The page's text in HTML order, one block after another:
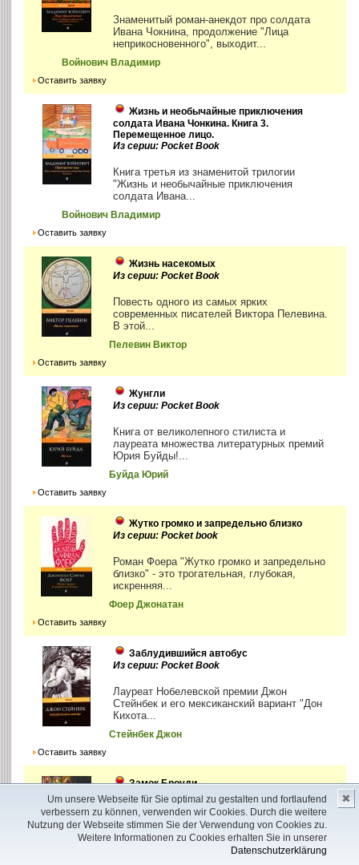
Um unsere Webseite für Sie optimal zu gestalten und fortlaufend
verbessern zu können, verwenden wir Cookies. Durch die weitere
Nutzung der Webseite stimmen Sie der Verwendung von Cookies zu.
Weitere Informationen zu Cookies erhalten Sie in unserer
Datenschutzerklärung
✖
Знаменитый роман-анекдот про солдата
Ивана Чокнина, продолжение "Лица
неприкосновенного", выходит...
Войнович Владимир
Оставить заявку
Жизнь и необычайные приключения
солдата Ивана Чонкина. Книга 3.
Перемещенное лицо.
Из серии: Pocket Book
Книга третья из знаменитой трилогии
"Жизнь и необычайные приключения
солдата Ивана...
Войнович Владимир
Оставить заявку
Жизнь насекомых
Из серии: Pocket Book
Повесть одного из самых ярких
современных писателей Виктора Пелевина.
В этой...
Пелевин Виктор
Оставить заявку
Жунгли
Из серии: Pocket Book
Книга от великолепного стилиста и
лауреата множества литературных премий
Юрия Буйды!...
Буйда Юрий
Оставить заявку
Жутко громко и запредельно близко
Из серии: Pocket book
Роман Фоера "Жутко громко и запредельно
близко" - это трогательная, глубокая,
искренняя...
Фоер Джонатан
Оставить заявку
Заблудившийся автобус
Из серии: Pocket Book
Лауреат Нобелевской премии Джон
Стейнбек и его мексиканский вариант "Дон
Кихота...
Стейнбек Джон
Оставить заявку
Замок Броуди
Из серии: Pocket Book
"Замок Броуди" - первый и, пожалуй, самый
известный роман Арчибалда Кронина.